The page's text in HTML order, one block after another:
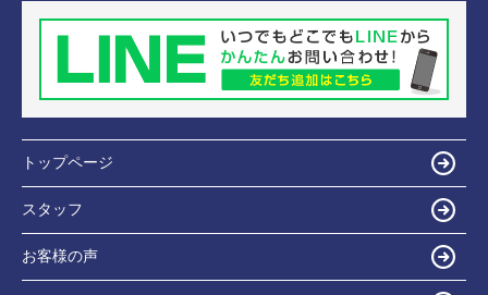
トップページ
スタッフ
お客様の声